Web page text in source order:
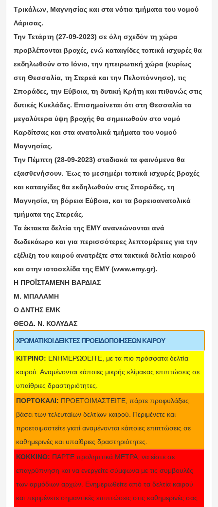
Τρικάλων, Μαγνησίας και στα νότια τμήματα του νομού
Λάρισας.
Την Τετάρτη (27-09-2023) σε όλη σχεδόν τη χώρα
προβλέπονται βροχές, ενώ καταιγίδες τοπικά ισχυρές θα
εκδηλωθούν στο Ιόνιο, την ηπειρωτική χώρα (κυρίως
στη Θεσσαλία, τη Στερεά και την Πελοπόννησο), τις
Σποράδες, την Εύβοια, τη δυτική Κρήτη και πιθανώς στις
δυτικές Κυκλάδες. Επισημαίνεται ότι στη Θεσσαλία τα
μεγαλύτερα ύψη βροχής θα σημειωθούν στο νομό
Καρδίτσας και στα ανατολικά τμήματα του νομού
Μαγνησίας.
Την Πέμπτη (28-09-2023) σταδιακά τα φαινόμενα θα
εξασθενήσουν. Έως το μεσημέρι τοπικά ισχυρές βροχές
και καταιγίδες θα εκδηλωθούν στις Σποράδες, τη
Μαγνησία, τη βόρεια Εύβοια, και τα βορειοανατολικά
τμήματα της Στερεάς.
Τα έκτακτα δελτία της ΕΜΥ ανανεώνονται ανά
δωδεκάωρο και για περισσότερες λεπτομέρειες για την
εξέλιξη του καιρού ανατρέξτε στα τακτικά δελτία καιρού
και στην ιστοσελίδα της ΕΜΥ (www.emy.gr).
Η ΠΡΟΪΣΤΑΜΕΝΗ ΒΑΡΔΙΑΣ
Μ. ΜΠΑΛΑΜΗ
Ο ΔΝΤΗΣ ΕΜΚ
ΘΕΟΔ. Ν. ΚΟΛΥΔΑΣ
ΧΡΩΜΑΤΙΚΟΙ ΔΕΙΚΤΕΣ ΠΡΟΕΙΔΟΠΟΙΗΣΕΩΝ ΚΑΙΡΟΥ
ΚΙΤΡΙΝΟ: ΕΝΗΜΕΡΩΘΕΙΤΕ, με τα πιο πρόσφατα δελτία
καιρού. Αναμένονται κάποιες μικρής κλίμακας επιπτώσεις σε
υπαίθριες δραστηριότητες.
ΠΟΡΤΟΚΑΛΙ: ΠΡΟΕΤΟΙΜΑΣΤΕΙΤΕ, πάρτε προφυλάξεις
βάσει των τελευταίων δελτίων καιρού. Περιμένετε και
προετοιμαστείτε γιατί αναμένονται κάποιες επιπτώσεις σε
καθημερινές και υπαίθριες δραστηριότητες.
ΚΟΚΚΙΝΟ: ΠΑΡΤΕ προληπτικά ΜΕΤΡΑ, να είστε σε
επαγρύπνηση και να ενεργείτε σύμφωνα με τις συμβουλές
των αρμόδιων αρχών. Ενημερωθείτε από τα δελτία καιρού
και περιμένετε σημαντικές επιπτώσεις στις καθημερινές σας